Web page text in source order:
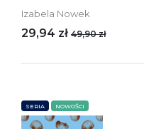
Izabela Nowek
29,94 zł 49,90 zł
SERIA NOWOŚCI